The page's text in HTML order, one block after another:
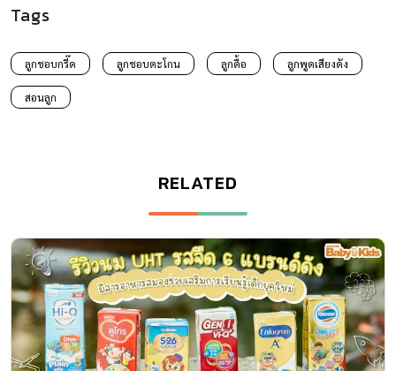
Tags
ลูกชอบกรี๊ด ลูกชอบตะโกน ลูกดื้อ ลูกพูดเสียงดัง
สอนลูก
RELATED